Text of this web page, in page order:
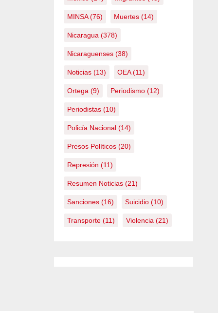
MINSA(76) Muertes(14)
Nicaragua (378)
Nicaraguenses(38)
Noticias(13) OEA(11)
Ortega (9) Periodismo(12)
Periodistas(10)
Policía Nacional(14)
Presos Políticos(20)
Represión (11)
Resumen Noticias(21)
Sanciones(16) Suicidio(10)
Transporte(11) Violencia (21)